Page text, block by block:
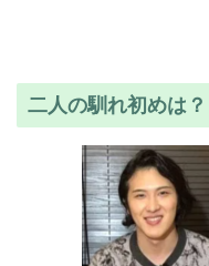
二人の馴れ初めは？